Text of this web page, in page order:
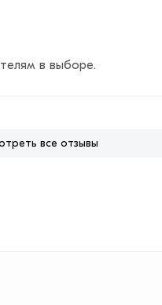
в выборе.
все отзывы